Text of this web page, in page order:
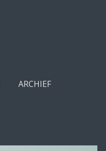
ARCHIEF